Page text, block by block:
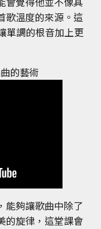
歌溫度的來源。這
單調的根音加上更
的藝術
能夠讓歌曲中除了
的旋律，這堂課會